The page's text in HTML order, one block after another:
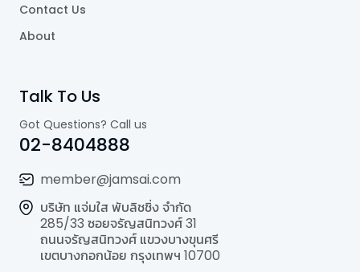
Contact Us
About
Talk To Us
Got Questions? Call us
02-8404888
member@jamsai.com
บริษัท แจ่มใส พับลิชชิ่ง จำกัด
285/33 ซอยจรัญสนิทวงศ์ 31
ถนนจรัญสนิทวงศ์ แขวงบางขุนศรี
เขตบางกอกน้อย กรุงเทพฯ 10700